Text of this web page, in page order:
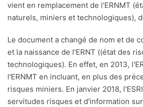
vient en remplacement de l'ERNMT
naturels, miniers et technologiques),
Le document a changé de nom et de
et la naissance de l'ERNT ((état des
technologiques). En effet, en 2013,
l'ERNMT en incluant, en plus des
risques miniers. En janvier 2018,
servitudes risques et d'information